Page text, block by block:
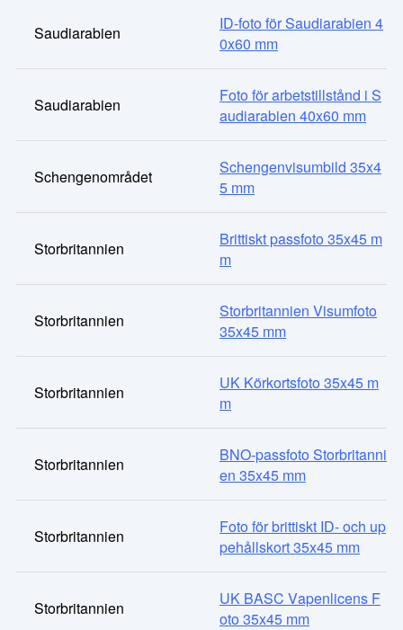
Saudiarabien
ID-foto för Saudiarabien 4
0x60 mm
Saudiarabien
Foto för arbetstillstånd i S
audiarabien 40x60 mm
Schengenområdet
Schengenvisumbild 35x4
5 mm
Storbritannien
Brittiskt passfoto 35x45 m
m
Storbritannien
Storbritannien Visumfoto
35x45 mm
Storbritannien
UK Körkortsfoto 35x45 m
m
Storbritannien
BNO-passfoto Storbritanni
en 35x45 mm
Storbritannien
Foto för brittiskt ID- och up
pehållskort 35x45 mm
Storbritannien
UK BASC Vapenlicens F
oto 35x45 mm